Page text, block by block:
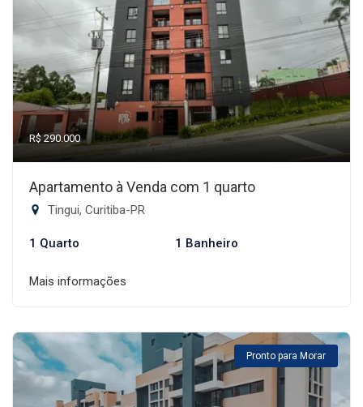
R$ 290.000
Apartamento à Venda com 1 quarto
Tingui, Curitiba-PR
1 Quarto 1 Banheiro
Mais informações
Pronto para Morar